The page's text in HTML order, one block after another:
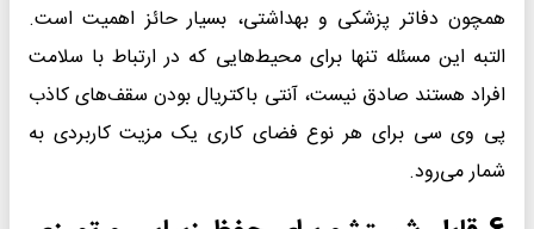
همچون دفاتر پزشکی و بهداشتی، بسیار حائز اهمیت است.
التبه این مسئله تنها برای محیط‌هایی که در ارتباط با سلامت
افراد هستند صادق نیست، آنتی باکتریال بودن سقف‌های کاذب
پی وی سی برای هر نوع فضای کاری یک مزیت کاربردی به
شمار می‌رود.